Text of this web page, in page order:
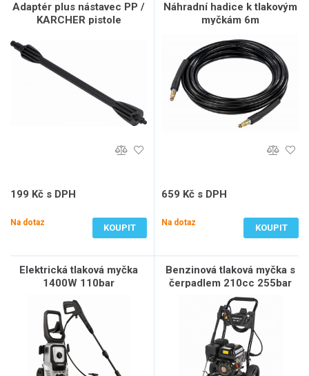
Adaptér plus nástavec PP /
KARCHER pistole
199 Kč s DPH
Na dotaz
KOUPIT
Náhradní hadice k tlakovým
myčkám 6m
659 Kč s DPH
Na dotaz
KOUPIT
Elektrická tlaková myčka
1400W 110bar
Benzinová tlaková myčka s
čerpadlem 210cc 255bar